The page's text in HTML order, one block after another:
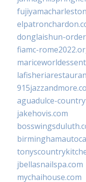
donglaishun-
fiamc-
aguadulce-
jakehovis.com
jbellasnailspa.com
mychaihouse.com